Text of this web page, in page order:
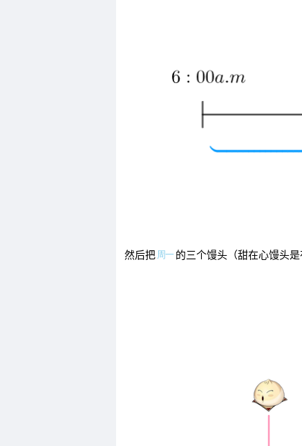
然后把 的三个馒头（甜在心馒头